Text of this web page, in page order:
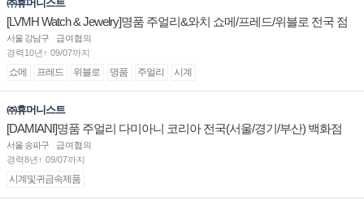
㈜휴머니스트
[LVMH Watch & Jewelry]명품 주얼리&와치 쇼메/프레드/위블로 전국 점
장/부점장/판매사원 채용
서울 강남구
급여협의
경력10년↑ 09/07까지
쇼메 프레드 위블로 명품 주얼리 시계
㈜휴머니스트
[DAMIANI]명품 주얼리 다미아니 코리아 전국(서울/경기/부산) 백화점
부점장/판매사원 채용
서울 송파구
급여협의
경력8년↑ 09/07까지
시계및귀금속제품